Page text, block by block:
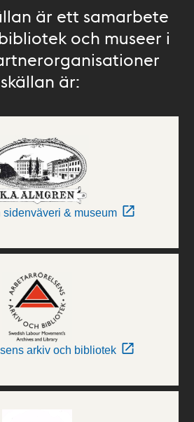
är ett samarbete
och museer i
är:
sidenväveri & museum
arkiv och bibliotek